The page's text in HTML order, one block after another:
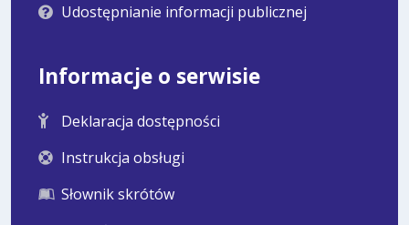
Udostępnianie informacji publicznej
Informacje o serwisie
Deklaracja dostępności
Instrukcja obsługi
Słownik skrótów